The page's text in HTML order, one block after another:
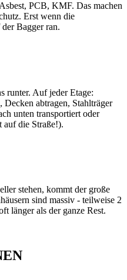
PCB, KMF. Das machen
Erst wenn die
Bagger ran.
runter. Auf jeder Etage:
Decken abtragen, Stahlträger
unten transportiert oder
auf die Straße!).
stehen, kommt der große
sind massiv - teilweise 2
länger als der ganze Rest.